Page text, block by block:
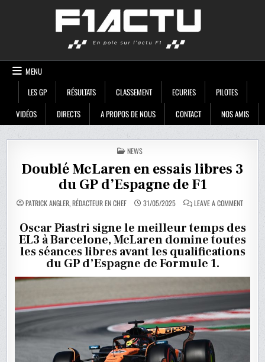
MENU
LES GP
RÉSULTATS CLASSEMENT ECURIES
PILOTES
VIDÉOS
DIRECTS A PROPOS DE NOUS CONTACT NOS AMIS
POSTED
IN
NEWS
Doublé McLaren en essais libres 3
du GP d’Espagne de F1
PATRICK ANGLER, RÉDACTEUR EN CHEF 31/05/2025 LEAVE A COMMENTON
DOUBLÉ
EN
ESSAIS
LIBRES
3
DU
Oscar Piastri signe le meilleur temps des
EL3 à Barcelone, McLaren domine toutes
les séances libres avant les qualifications
du GP d’Espagne de Formule 1.